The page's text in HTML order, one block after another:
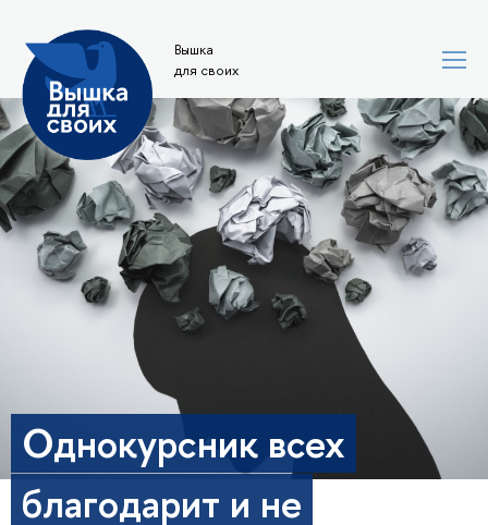
Вышка
для своих
Однокурсник всех
благодарит и не